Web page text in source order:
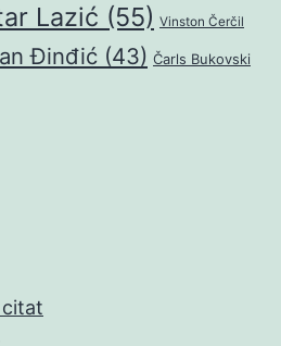
Lazić (55) Vinston Čerčil
Đinđić (43) Čarls Bukovski
citat